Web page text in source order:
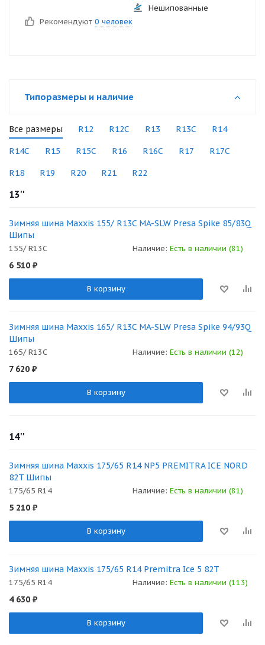
Нешипованные
Рекомендуют 0 человек
Типоразмеры и наличие
Все размеры R12 R12C R13 R13C R14
R14C R15 R15C R16 R16C R17 R17C
R18 R19 R20 R21 R22
13''
Зимняя шина Maxxis 155/ R13C MA-SLW Presa Spike 85/83Q
Шипы
155/ R13C Наличие: Есть в наличии (81)
6 510 ₽
В корзину
Зимняя шина Maxxis 165/ R13C MA-SLW Presa Spike 94/93Q
Шипы
165/ R13C Наличие: Есть в наличии (12)
7 620 ₽
В корзину
14''
Зимняя шина Maxxis 175/65 R14 NP5 PREMITRA ICE NORD
82T Шипы
175/65 R14 Наличие: Есть в наличии (81)
5 210 ₽
В корзину
Зимняя шина Maxxis 175/65 R14 Premitra Ice 5 82T
175/65 R14 Наличие: Есть в наличии (113)
4 630 ₽
В корзину